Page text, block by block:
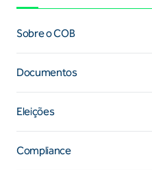
Sobre o COB
Documentos
Eleições
Compliance